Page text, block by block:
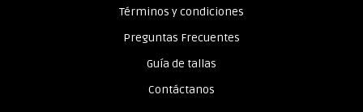
Términos y condiciones
Preguntas Frecuentes
Guía de tallas
Contáctanos